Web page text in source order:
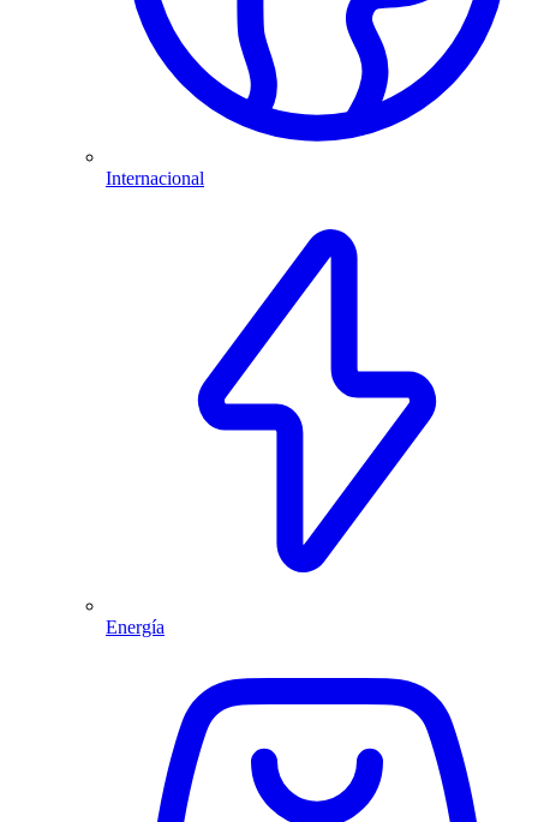
Internacional
Energía